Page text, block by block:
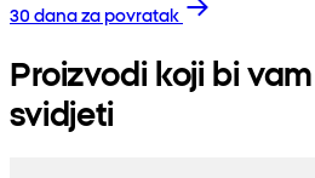
30 dana za povratak
Proizvodi koji bi
svidjeti